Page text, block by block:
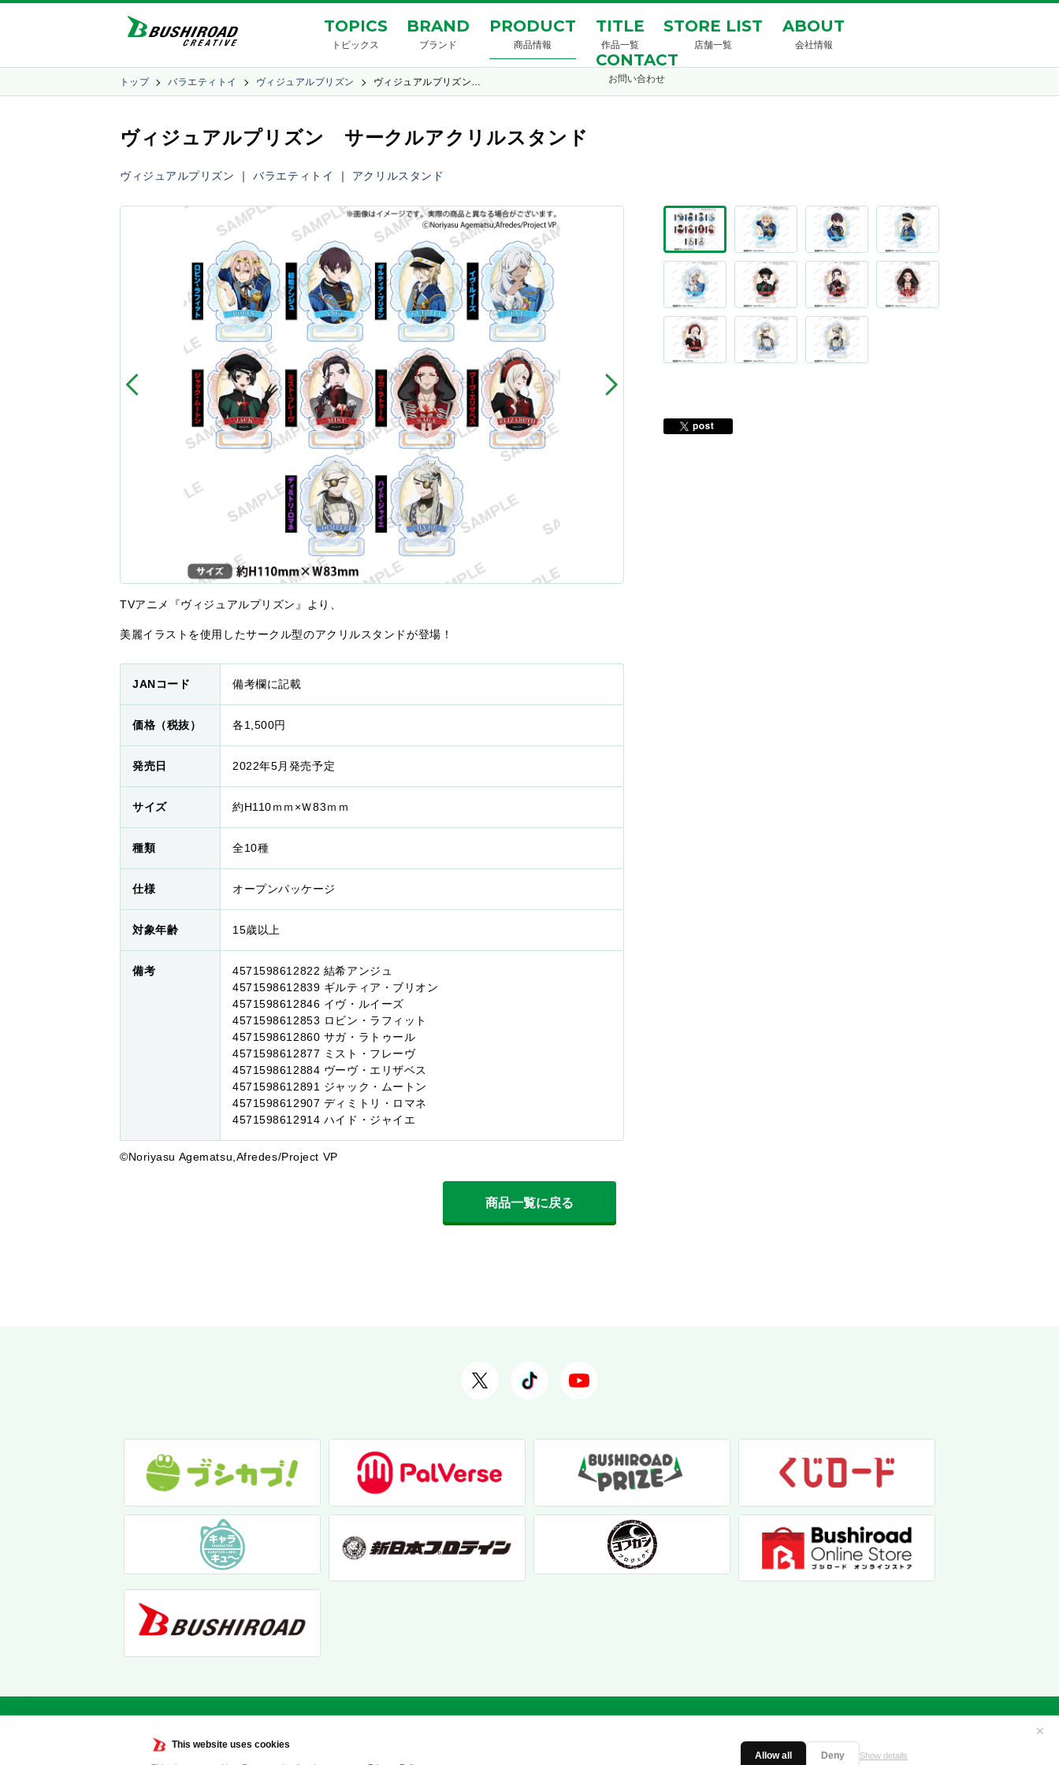
This website uses cookies
Allow all Deny Show details
✕
TOPICS
トピックス
BRAND
ブランド
PRODUCT
商品情報
TITLE
作品一覧
STORE LIST
店舗一覧
ABOUT
会社情報
CONTACT
お問い合わせ
トップ バラエティトイ ヴィジュアルプリズン ヴィジュアルプリズン…
ヴィジュアルプリズン サークルアクリルスタンド
ヴィジュアルプリズン ｜バラエティトイ ｜ アクリルスタンド
TVアニメ『ヴィジュアルプリズン』より、
美麗イラストを使用したサークル型のアクリルスタンドが登場！
JANコード 備考欄に記載
価格（税抜） 各1,500円
発売日 2022年5月発売予定
サイズ 約H110ｍｍ×Ｗ83ｍｍ
種類 全10種
仕様 オープンパッケージ
対象年齢 15歳以上
備考
4571598612822 結希アンジュ
4571598612839 ギルティア・ブリオン
4571598612846 イヴ・ルイーズ
4571598612853 ロビン・ラフィット
4571598612860 サガ・ラトゥール
4571598612877 ミスト・フレーヴ
4571598612884 ヴーヴ・エリザベス
4571598612891 ジャック・ムートン
4571598612907 ディミトリ・ロマネ
4571598612914 ハイド・ジャイエ
©Noriyasu Agematsu,Afredes/Project VP
商品一覧に戻る